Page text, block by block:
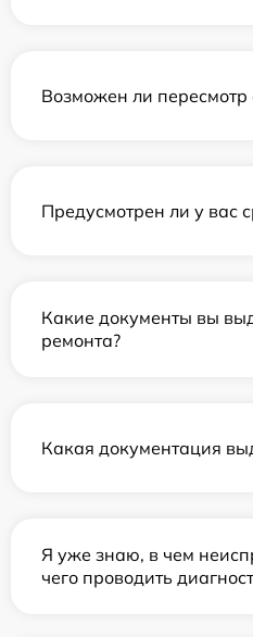
Возможен ли пересмотр
Предусмотрен ли у вас
Какие документы вы
ремонта?
Какая документация
Я уже знаю, в чем
чего проводить